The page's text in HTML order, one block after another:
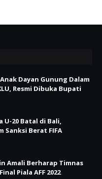
Dayan Gunung Dalam
Resmi Dibuka Bupati
U-20 Batal di Bali,
Sanksi Berat FIFA
Amali Berharap Timnas
Piala AFF 2022